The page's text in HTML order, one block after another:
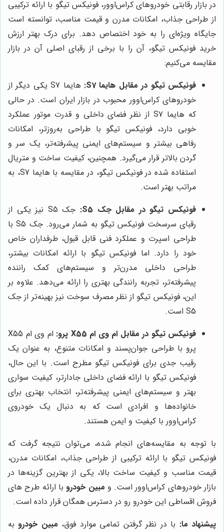
در بازار رقابتی خودروهای کراس‌اوور، فونیکس تیگو با ارائه ترکیبی
از طراحی جذاب، امکانات مدرن و قیمت مناسب، توانسته است
جایگاه ویژه‌ای را به خود اختصاص دهد. برای درک بهتر ارزش
خرید فونیکس تیگو، آن را با برخی از رقبای اصلی آن در بازار
مقایسه می‌کنیم:
فونیکس تیگو در مقابل هایما S7:
هایما S7 یکی دیگر از
خودروهای کراس‌اوور محبوب در بازار ایران است. در حالی
که هایما S7 از نظر فضای داخلی و قدرت موتور عملکرد
خوبی دارد، فونیکس تیگو با طراحی به‌روزتر، امکانات
رفاهی بیشتر و سیستم‌های ایمنی پیشرفته‌تر، یک سر و
گردن بالاتر قرار می‌گیرد. همچنین، کیفیت ساخت و متریال
استفاده شده در فونیکس تیگو، در مقایسه با هایما S7، به
مراتب بهتر است.
فونیکس تیگو در مقابل جک S5:
جک S5 نیز یکی از
رقبای سرسخت فونیکس تیگو به شمار می‌رود. جک S5 با
طراحی اسپرت و عملکرد فنی قابل قبول، طرفداران خاص
خود را دارد. اما فونیکس تیگو با ارائه امکانات بیشتر،
طراحی داخلی مدرن‌تر و سیستم‌های کمک راننده
پیشرفته‌تر، تجربه رانندگی بهتری را ارائه می‌دهد. علاوه بر
این، فونیکس تیگو از نظر مصرف سوخت نیز بهینه‌تر از جک
S5 است.
فونیکس تیگو در مقابل ام وی ام X55 پرو:
ام وی ام X55
پرو با طراحی جوان‌پسند و امکانات متنوع، به عنوان یک
رقیب جدی برای فونیکس تیگو مطرح است. با این حال،
فونیکس تیگو با ارائه فضای داخلی جادارتر، کیفیت سواری
بهتر و سیستم‌های ایمنی پیشرفته‌تر، انتخاب بهتری برای
خانواده‌ها و افرادی است که به دنبال یک خودروی
کراس‌اوور با کیفیت و ایمن هستند.
با توجه به مقایسه‌های انجام شده، می‌توان نتیجه گرفت که
فونیکس تیگو با ارائه ترکیبی از طراحی جذاب، امکانات مدرن،
قیمت مناسب و کیفیت ساخت بالا، یکی از بهترین گزینه‌ها در
بازار خودروهای کراس‌اوور است. و مبین خودروبا ارائه طرح های
فروش اقساطی این خودرو رو در دسترس همگان قرار داده است.
پیشنهاد ما: با در نظر گرفتن تمامی موارد فوق، مبین خودروبه